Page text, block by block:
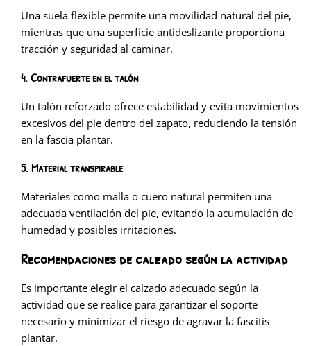
Una suela flexible permite una movilidad natural del pie,
mientras que una superficie antideslizante proporciona
tracción y seguridad al caminar.
4. Contrafuerte en el talón
Un talón reforzado ofrece estabilidad y evita movimientos
excesivos del pie dentro del zapato, reduciendo la tensión
en la fascia plantar.
5. Material transpirable
Materiales como malla o cuero natural permiten una
adecuada ventilación del pie, evitando la acumulación de
humedad y posibles irritaciones.
Recomendaciones de calzado según la actividad
Es importante elegir el calzado adecuado según la
actividad que se realice para garantizar el soporte
necesario y minimizar el riesgo de agravar la fascitis
plantar.